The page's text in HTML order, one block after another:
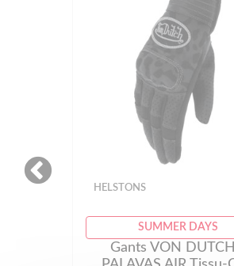
HELSTONS
SUMMER DAYS
Gants VON